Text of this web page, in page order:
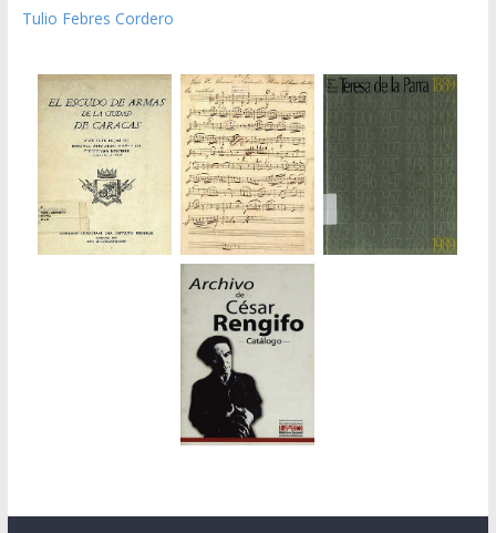
Tulio Febres Cordero